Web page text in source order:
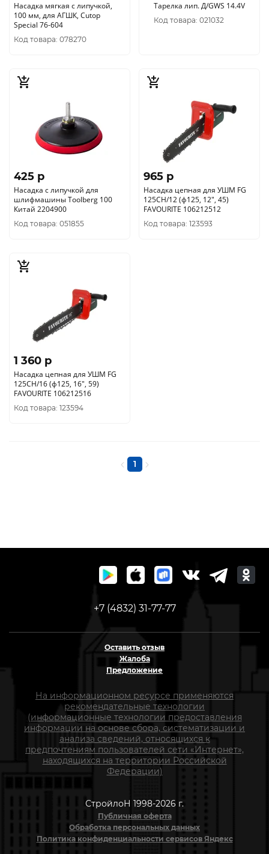
Насадка мягкая с липучкой,
100 мм, для АГШК, Cutop
Special 76-604
Код товара: 078270
Тарелка лип. Д/GWS 14.4V
Код товара: 021032
425 p
Насадка с липучкой для
шлифмашины Toolberg 100
Китай 2204900
Код товара: 051855
965 p
Насадка цепная для УШМ FG
125CH/12 (ф125, 12", 45)
FAVOURITE 106212512
Код товара: 123593
1 360 p
Насадка цепная для УШМ FG
125CH/16 (ф125, 16", 59)
FAVOURITE 106212516
Код товара: 123594
1
+7 (4832) 31-77-77
Оставить отзыв
Жалоба
Предложение
На информационном ресурсе применяются
рекомендательные технологии
(информационные технологии предоставления
информации на основе сбора, систематизации и
анализа сведений, относящихся к
предпочтениям пользователей сети «Интернет»,
находящихся на территории Российской
Федерации)
СтройлоН 1998-2026 г.
Публичная оферта
Обработка персональных данных
Политика конфиденциальности сервисов Яндекс